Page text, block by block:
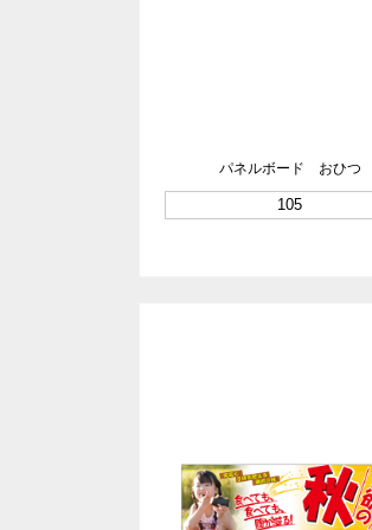
パネルボード おひつ
105